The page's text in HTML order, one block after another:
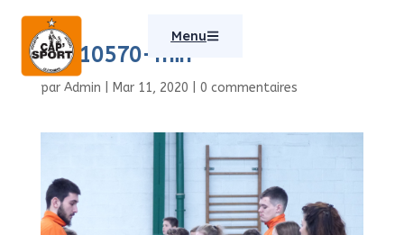
Menu
P1110570-min
par Admin Mar 11, 2020 0 commentaires